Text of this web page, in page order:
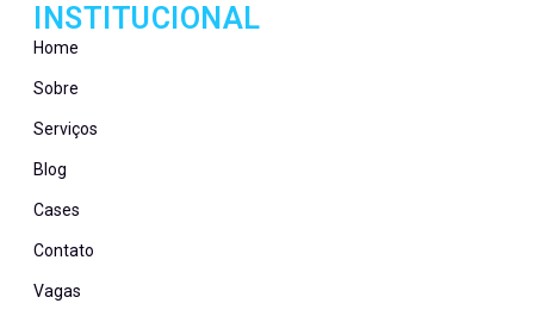
INSTITUCIONAL
Home
Sobre
Serviços
Blog
Cases
Contato
Vagas